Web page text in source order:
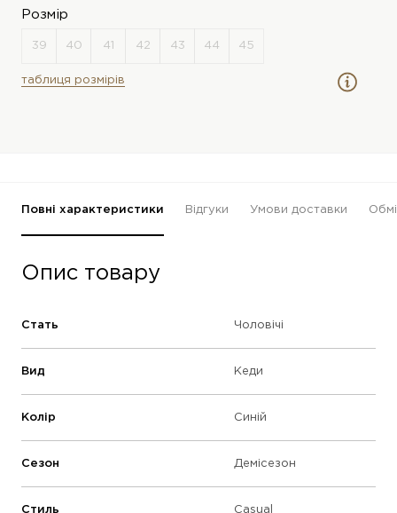
Розмір
таблиця розмірів
Повні характеристики Відгуки Умови доставки
Опис товару
Стать Чоловічі
Вид Кеди
Колір Синій
Сезон Демісезон
Стиль Casual